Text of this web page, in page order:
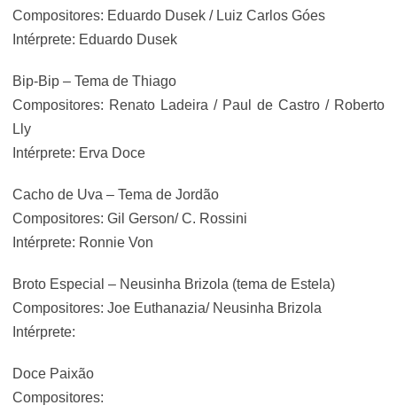
Compositores: Eduardo Dusek / Luiz Carlos Góes
Intérprete: Eduardo Dusek
Bip-Bip – Tema de Thiago
Compositores: Renato Ladeira / Paul de Castro / Roberto
Lly
Intérprete: Erva Doce
Cacho de Uva – Tema de Jordão
Compositores: Gil Gerson/ C. Rossini
Intérprete: Ronnie Von
Broto Especial – Neusinha Brizola (tema de Estela)
Compositores: Joe Euthanazia/ Neusinha Brizola
Intérprete:
Doce Paixão
Compositores: